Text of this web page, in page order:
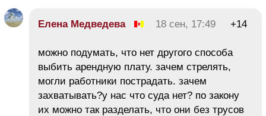
Елена Медведева 18 сен, 17:49 +14
можно подумать, что нет другого способа
выбить арендную плату. зачем стрелять,
могли работники пострадать. зачем
захватывать?у нас что суда нет? по закону
их можно так разделать, что они без трусов